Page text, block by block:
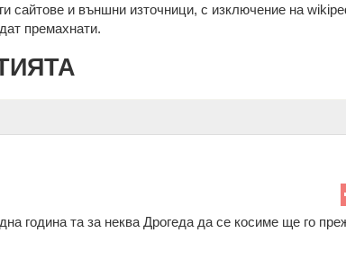
сайтове и външни източници, с изключение на
премахнати.
година та за неква Дрогеда да се косиме ще го